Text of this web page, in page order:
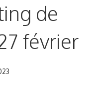
de
février